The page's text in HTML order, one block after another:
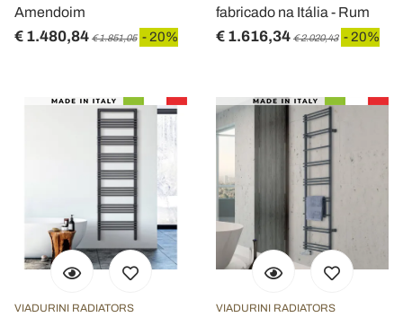
Amendoim
€ 1.480,84 € 1.851,05 - 20%
fabricado na Itália - Rum
€ 1.616,34 € 2.020,43 - 20%
VIADURINI RADIATORS VIADURINI RADIATORS